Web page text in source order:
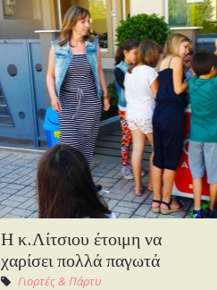
Η κ.Λίτσιου έτοιμη να
χαρίσει πολλά παγωτά
Γιορτές & Πάρτυ